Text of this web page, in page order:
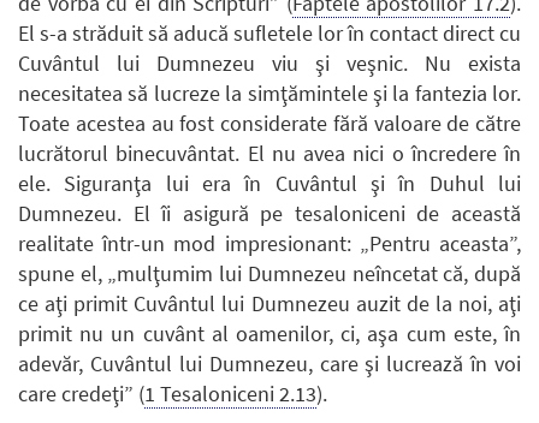
El s-a străduit să aducă sufletele lor în contact direct cu
Cuvântul lui Dumnezeu viu şi veşnic. Nu exista
necesitatea să lucreze la simţămintele şi la fantezia lor.
Toate acestea au fost considerate fără valoare de către
lucrătorul binecuvântat. El nu avea nici o încredere în
ele. Siguranţa lui era în Cuvântul şi în Duhul lui
Dumnezeu. El îi asigură pe tesaloniceni de această
realitate într-un mod impresionant: „Pentru aceasta”,
spune el, „mulţumim lui Dumnezeu neîncetat că, după
ce aţi primit Cuvântul lui Dumnezeu auzit de la noi, aţi
primit nu un cuvânt al oamenilor, ci, aşa cum este, în
adevăr, Cuvântul lui Dumnezeu, care şi lucrează în voi
care credeţi” (1 Tesaloniceni 2.13).